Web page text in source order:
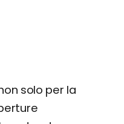
solo per la